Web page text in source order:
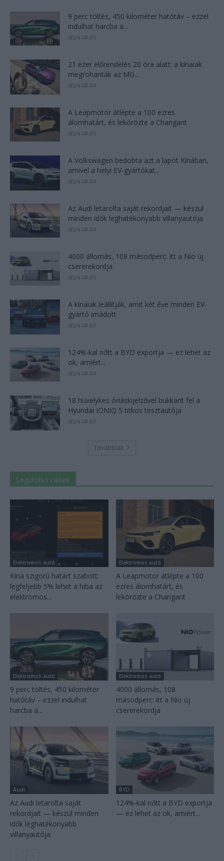
9 perc töltés, 450 kilométer hatótáv – ezzel
indulhat harcba a...
2026-08-05
21 ezer előrendelés 20 óra alatt: a kínaiak
megrohanták az MG...
2026-08-04
A Leapmotor átlépte a 100 ezres
álomhatárt, és lekörözte a Changant
2026-08-05
A Volkswagen bedobta azt a lapot Kínában,
amivel a helyi EV-gyártókat...
2026-08-04
Az Audi letarolta saját rekordjait — készül
minden idők leghatékonyabb villanyautója
2026-08-04
4000 állomás, 108 másodperc: itt a Nio új
csererekordja
2026-08-05
A kínaiak leállítják, amit két éve minden EV-
gyártó imádott
2026-08-03
124%-kal nőtt a BYD exportja — ez lehet az
ok, amiért...
2026-08-04
18 hüvelykes óriáskijelzővel bukkant fel a
Hyundai IONIQ 5 titkos tesztautója
2026-08-03
Továbbiak
Legutolsó cikkek
Elektromos autó
Kína szigorú határt szabott:
legfeljebb 5% lehet a hiba az
elektromos...
Elektromos autó
A Leapmotor átlépte a 100
ezres álomhatárt, és
lekörözte a Changant
Elektromos autó
9 perc töltés, 450 kilométer
hatótáv – ezzel indulhat
harcba a...
Elektromos autó
4000 állomás, 108
másodperc: itt a Nio új
csererekordja
Audi
Az Audi letarolta saját
rekordjait — készül minden
idők leghatékonyabb
villanyautója
BYD
124%-kal nőtt a BYD exportja
— ez lehet az ok, amiért...